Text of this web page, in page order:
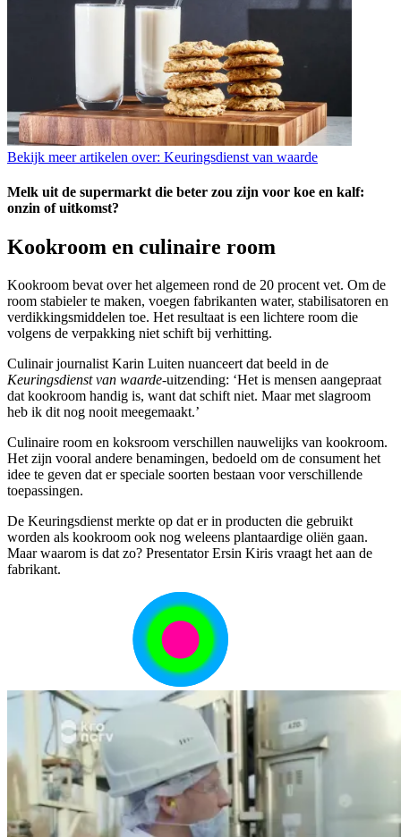
Bekijk meer artikelen over: Keuringsdienst van waarde
Melk uit de supermarkt die beter zou zijn voor koe en kalf:
onzin of uitkomst?
Kookroom en culinaire room
Kookroom bevat over het algemeen rond de 20 procent vet. Om de
room stabieler te maken, voegen fabrikanten water, stabilisatoren en
verdikkingsmiddelen toe. Het resultaat is een lichtere room die
volgens de verpakking niet schift bij verhitting.
Culinair journalist Karin Luiten nuanceert dat beeld in de
Keuringsdienst van waarde-uitzending: ‘Het is mensen aangepraat
dat kookroom handig is, want dat schift niet. Maar met slagroom
heb ik dit nog nooit meegemaakt.’
Culinaire room en koksroom verschillen nauwelijks van kookroom.
Het zijn vooral andere benamingen, bedoeld om de consument het
idee te geven dat er speciale soorten bestaan voor verschillende
toepassingen.
De Keuringsdienst merkte op dat er in producten die gebruikt
worden als kookroom ook nog weleens plantaardige oliën gaan.
Maar waarom is dat zo? Presentator Ersin Kiris vraagt het aan de
fabrikant.